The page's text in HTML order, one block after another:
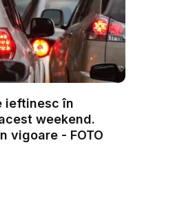
ieftinesc în
weekend.
vigoare - FOTO